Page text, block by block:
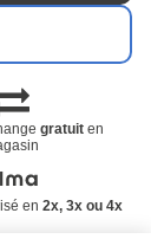
gratuit en
en 2x, 3x ou 4x